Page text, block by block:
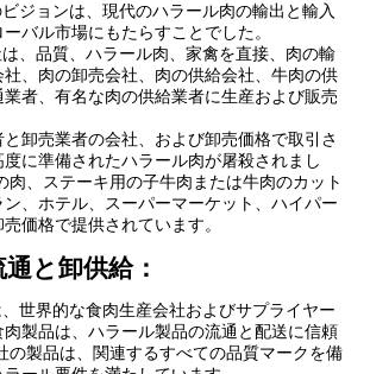
ジョンは、現代のハラール肉の輸出と輸入
バル市場にもたらすことでした。
、品質、ハラール肉、家禽を直接、肉の輸
社、肉の卸売会社、肉の供給会社、牛肉の供
者、有名な肉の供給業者に生産および販売
卸売業者の会社、および卸売価格で取引さ
に準備されたハラール肉が屠殺されまし
肉、ステーキ用の子牛肉または牛肉のカット
、ホテル、スーパーマーケット、ハイパー
価格で提供されています。
と卸供給：
世界的な食肉生産会社およびサプライヤー
製品は、ハラール製品の流通と配送に信頼
の製品は、関連するすべての品質マークを備